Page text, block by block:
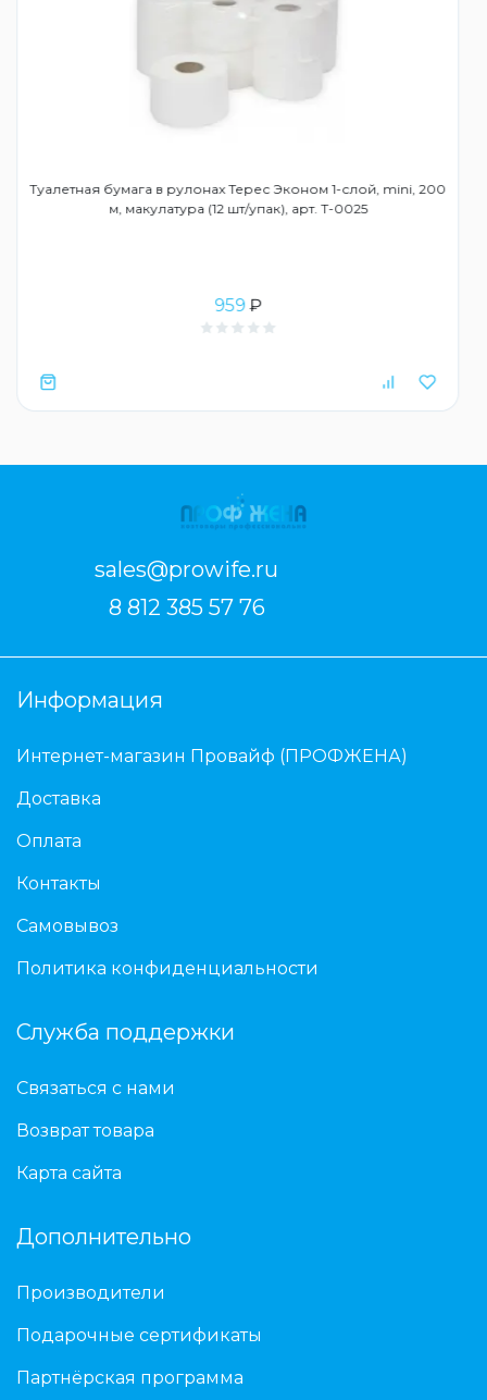
Туалетная бумага в рулонах Терес Эконом 1-слой, mini, 200
м, макулатура (12 шт/упак), арт. Т-0025
959₽
sales@prowife.ru
8 812 385 57 76
Информация
Интернет-магазин Провайф (ПРОФЖЕНА)
Доставка
Оплата
Контакты
Самовывоз
Политика конфиденциальности
Служба поддержки
Связаться с нами
Возврат товара
Карта сайта
Дополнительно
Производители
Подарочные сертификаты
Партнёрская программа